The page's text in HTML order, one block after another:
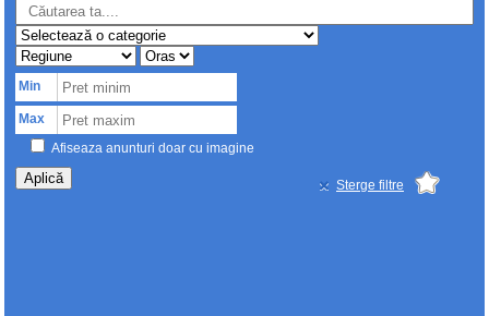
Min
Max
Afiseaza anunturi doar cu imagine
Aplică Sterge filtre